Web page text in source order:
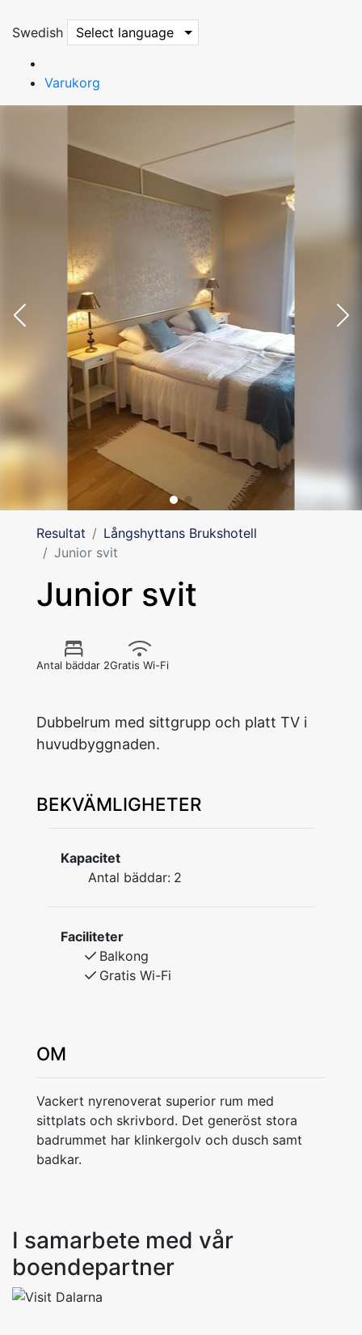
Swedish Select language
Varukorg
Resultat
Långshyttans Brukshotell
Junior svit
Junior svit
Antal bäddar 2Gratis Wi-Fi
Dubbelrum med sittgrupp och platt TV i
huvudbyggnaden.
BEKVÄMLIGHETER
Kapacitet
Antal bäddar: 2
Faciliteter
Balkong
Gratis Wi-Fi
OM
Vackert nyrenoverat superior rum med
sittplats och skrivbord. Det generöst stora
badrummet har klinkergolv och dusch samt
badkar.
I samarbete med vår
boendepartner